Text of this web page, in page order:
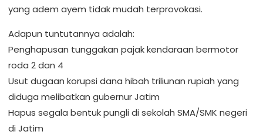
yang adem ayem tidak mudah terprovokasi.
Adapun tuntutannya adalah:
Penghapusan tunggakan pajak kendaraan bermotor
roda 2 dan 4
Usut dugaan korupsi dana hibah triliunan rupiah yang
diduga melibatkan gubernur Jatim
Hapus segala bentuk pungli di sekolah SMA/SMK negeri
di Jatim